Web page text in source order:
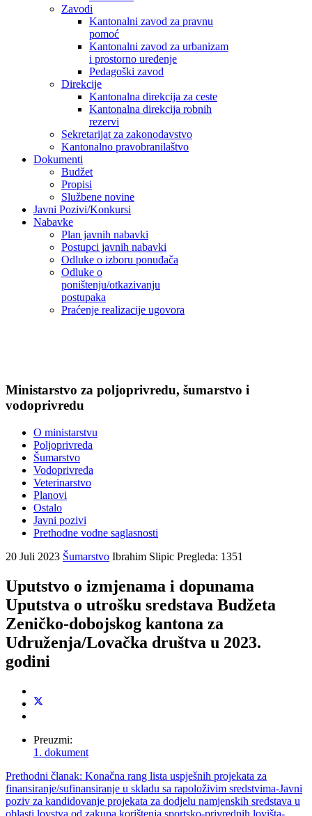
Zavodi
Kantonalni zavod za pravnu
pomoć
Kantonalni zavod za urbanizam
i prostorno uređenje
Pedagoški zavod
Direkcije
Kantonalna direkcija za ceste
Kantonalna direkcija robnih
rezervi
Sekretarijat za zakonodavstvo
Kantonalno pravobranilaštvo
Dokumenti
Budžet
Propisi
Službene novine
Javni Pozivi/Konkursi
Nabavke
Plan javnih nabavki
Postupci javnih nabavki
Odluke o izboru ponuđača
Odluke o
poništenju/otkazivanju
postupaka
Praćenje realizacije ugovora
Ministarstvo za poljoprivredu, šumarstvo i
vodoprivredu
O ministarstvu
Poljoprivreda
Šumarstvo
Vodoprivreda
Veterinarstvo
Planovi
Ostalo
Javni pozivi
Prethodne vodne saglasnosti
20 Juli 2023 Šumarstvo Ibrahim Slipic Pregleda: 1351
Uputstvo o izmjenama i dopunama
Uputstva o utrošku sredstava Budžeta
Zeničko-dobojskog kantona za
Udruženja/Lovačka društva u 2023.
godini
Preuzmi:
1. dokument
Prethodni članak: Konačna rang lista uspješnih projekata za
finansiranje/sufinansiranje u skladu sa rapoloživim sredstvima-Javni
poziv za kandidovanje projekata za dodjelu namjenskih sredstava u
oblasti lovstva od zakupa korištenja sportsko-privrednih lovišta-